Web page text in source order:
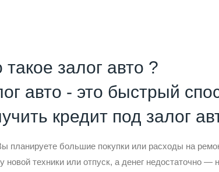
такое залог авто ?
авто - это быстрый
кредит под залог
планируете большие покупки или расходы на
новой техники или отпуск, а денег недостаточно —